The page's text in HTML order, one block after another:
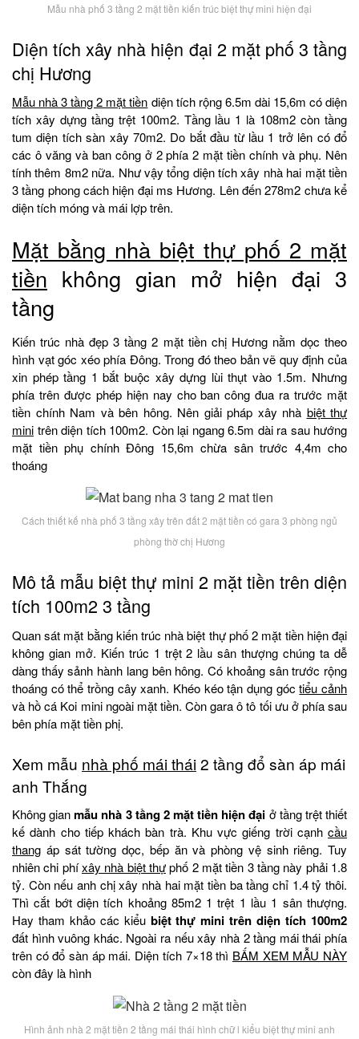
Mẫu nhà phố 3 tầng 2 mặt tiền kiến trúc biệt thự mini hiện đại
Diện tích xây nhà hiện đại 2 mặt phố 3 tầng
chị Hương
Mẫu nhà 3 tầng 2 mặt tiền diện tích rộng 6.5m dài 15,6m có diện
tích xây dựng tầng trệt 100m2. Tầng lầu 1 là 108m2 còn tầng
tum diện tích sàn xây 70m2. Do bắt đầu từ lầu 1 trở lên có đổ
các ô văng và ban công ở 2 phía 2 mặt tiền chính và phụ. Nên
tính thêm 8m2 nữa. Như vậy tổng diện tích xây nhà hai mặt tiền
3 tầng phong cách hiện đại ms Hương. Lên đến 278m2 chưa kể
diện tích móng và mái lợp trên.
Mặt bằng nhà biệt thự phố 2 mặt
tiền không gian mở hiện đại 3
tầng
Kiến trúc nhà đẹp 3 tầng 2 mặt tiền chị Hương nằm dọc theo
hình vạt góc xéo phía Đông. Trong đó theo bản vẽ quy định của
xin phép tầng 1 bắt buộc xây dựng lùi thụt vào 1.5m. Nhưng
phía trên được phép hiện nay cho ban công đua ra trước mặt
tiền chính Nam và bên hông. Nên giải pháp xây nhà biệt thự
mini trên diện tích 100m2. Còn lại ngang 6.5m dài ra sau hướng
mặt tiền phụ chính Đông 15,6m chừa sân trước 4,4m cho
thoáng
Cách thiết kế nhà phố 3 tầng xây trên đất 2 mặt tiền có gara 3 phòng ngủ
phòng thờ chị Hương
Mô tả mẫu biệt thự mini 2 mặt tiền trên diện
tích 100m2 3 tầng
Quan sát mặt bằng kiến trúc nhà biệt thự phố 2 mặt tiền hiện đại
không gian mở. Kiến trúc 1 trệt 2 lầu sân thượng chúng ta dễ
dàng thấy sảnh hành lang bên hông. Có khoảng sân trước rộng
thoáng có thể trồng cây xanh. Khéo kéo tận dụng góctiểu cảnh
và hồ cá Koi mini ngoài mặt tiền. Còn gara ô tô tối ưu ở phía sau
bên phía mặt tiền phị.
Xem mẫu nhà phố mái thái2 tầng đổ sàn áp mái
anh Thắng
Không gianmẫu nhà 3 tầng 2 mặt tiền hiện đại ở tầng trệt thiết
kế dành cho tiếp khách bàn trà. Khu vực giếng trời cạnh cầu
thang áp sát tường dọc, bếp ăn và phòng vệ sinh riêng. Tuy
nhiên chi phíxây nhà biệt thựphố 2 mặt tiền 3 tầng này phải 1.8
tỷ. Còn nếu anh chị xây nhà hai mặt tiền ba tầng chỉ 1.4 tỷ thôi.
Thì cắt bớt diện tích khoảng 85m2 1 trệt 1 lầu 1 sân thượng.
Hay tham khảo các kiểu biệt thự mini trên diện tích 100m2
đất hình vuông khác. Ngoài ra nếu xây nhà 2 tầng mái thái phía
trên có đổ sàn áp mái. Diện tích 7×18 thì BẤM XEM MẪU NÀY
còn đây là hình
Hình ảnh nhà 2 mặt tiền 2 tầng mái thái hình chữ l kiểu biệt thự mini anh